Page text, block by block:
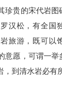
珍贵的宋代岩图
汉松，有全国
旅游，既可以
意愿，可谓一举
到清水岩必有